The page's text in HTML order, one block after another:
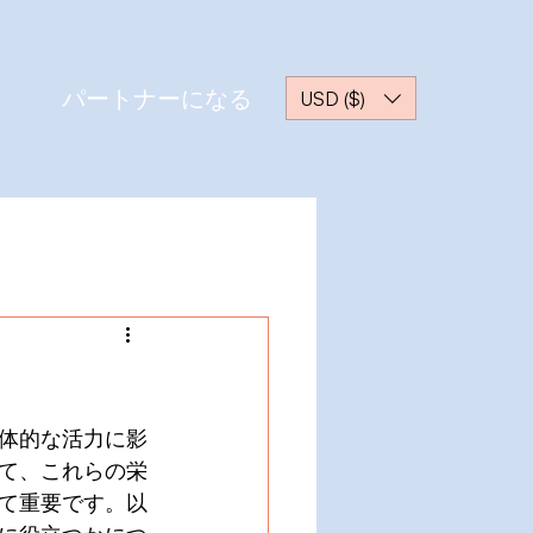
パートナーになる USD ($)
的な活力に影
、これらの栄
重要です。以